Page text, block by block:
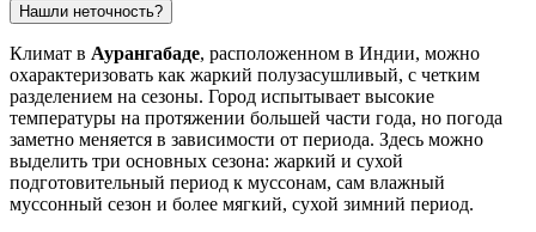
Нашли неточность?
Климат в Аурангабаде, расположенном в Индии, можно
охарактеризовать как жаркий полузасушливый, с четким
разделением на сезоны. Город испытывает высокие
температуры на протяжении большей части года, но погода
заметно меняется в зависимости от периода. Здесь можно
выделить три основных сезона: жаркий и сухой
подготовительный период к муссонам, сам влажный
муссонный сезон и более мягкий, сухой зимний период.